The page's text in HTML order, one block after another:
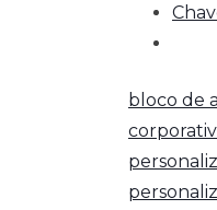
bloco de